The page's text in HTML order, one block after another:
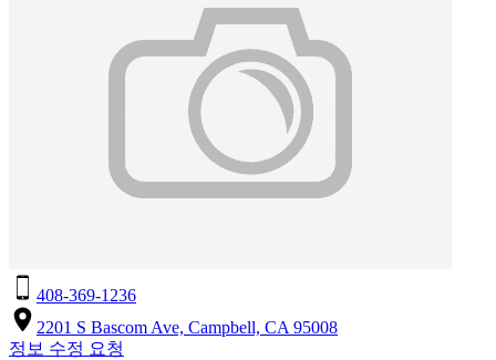
408-369-1236
2201 S Bascom Ave, Campbell, CA 95008
정보 수정 요청